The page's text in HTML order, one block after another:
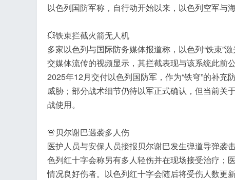
以色列国防军称，自行动开始以来，以色列空军与
💥铁束拦截火箭无人机
多家以色列与国际防务媒体报道称，以色列“铁束”
交媒体流传的视频显示，其拦截表现与该系统此前
2025年12月交付以色列国防军，作为“铁穹”的补
威胁；部分战术细节仍待以军正式确认，但当前关
战使用。
🚨贝尔谢巴遇袭多人伤
医护人员与安保人员接报贝尔谢巴发生弹道导弹袭
色列红十字会称另有多人轻伤并在现场接受治疗；
情况良好伤者。以色列红十字会随后将受伤人数更